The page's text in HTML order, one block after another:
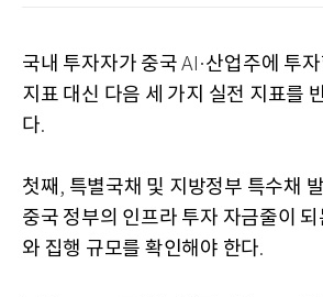
국내 투자자가 중국AI·산업주에 투
지표 대신 다음 세 가지 실전 지표를
다.
첫째 , 특별국채 및 지방정부 특수채
중국 정부의 인프라 투자 자금줄이
와 집행 규모를 확인해야 한다.